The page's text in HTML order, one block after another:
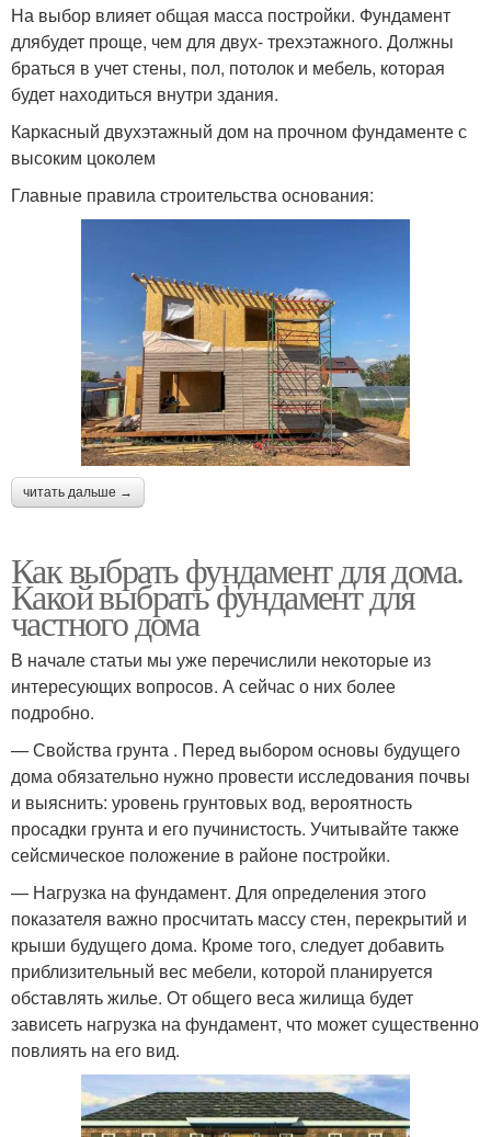
На выбор влияет общая масса постройки. Фундамент
длябудет проще, чем для двух- трехэтажного. Должны
браться в учет стены, пол, потолок и мебель, которая
будет находиться внутри здания.
Каркасный двухэтажный дом на прочном фундаменте с
высоким цоколем
Главные правила строительства основания:
читать дальше →
Как выбрать фундамент для дома.
Какой выбрать фундамент для
частного дома
В начале статьи мы уже перечислили некоторые из
интересующих вопросов. А сейчас о них более
подробно.
— Свойства грунта . Перед выбором основы будущего
дома обязательно нужно провести исследования почвы
и выяснить: уровень грунтовых вод, вероятность
просадки грунта и его пучинистость. Учитывайте также
сейсмическое положение в районе постройки.
— Нагрузка на фундамент. Для определения этого
показателя важно просчитать массу стен, перекрытий и
крыши будущего дома. Кроме того, следует добавить
приблизительный вес мебели, которой планируется
обставлять жилье. От общего веса жилища будет
зависеть нагрузка на фундамент, что может существенно
повлиять на его вид.